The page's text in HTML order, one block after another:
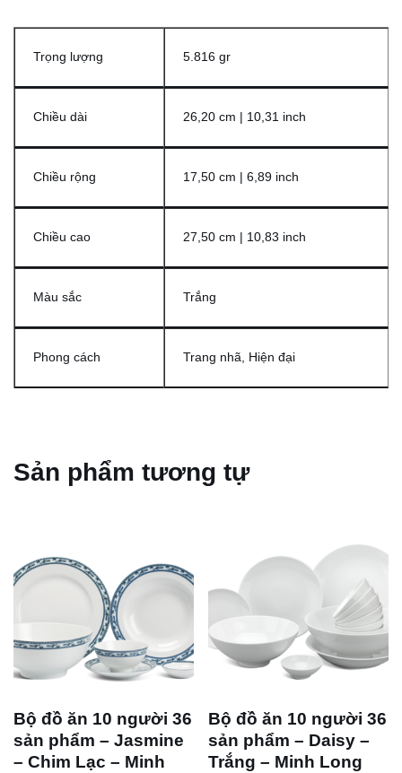
Trọng lượng 5.816 gr
Chiều dài 26,20 cm | 10,31 inch
Chiều rộng 17,50 cm | 6,89 inch
Chiều cao 27,50 cm | 10,83 inch
Màu sắc Trắng
Phong cách Trang nhã, Hiện đại
Sản phẩm tương tự
Bộ đồ ăn 10 người 36
sản phẩm – Jasmine
– Chim Lạc – Minh
Bộ đồ ăn 10 người 36
sản phẩm – Daisy –
Trắng – Minh Long